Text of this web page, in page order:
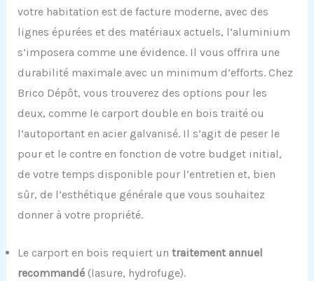
votre habitation est de facture moderne, avec des
lignes épurées et des matériaux actuels, l’aluminium
s’imposera comme une évidence. Il vous offrira une
durabilité maximale avec un minimum d’efforts. Chez
Brico Dépôt, vous trouverez des options pour les
deux, comme le carport double en bois traité ou
l’autoportant en acier galvanisé. Il s’agit de peser le
pour et le contre en fonction de votre budget initial,
de votre temps disponible pour l’entretien et, bien
sûr, de l’esthétique générale que vous souhaitez
donner à votre propriété.
Le carport en bois requiert un traitement annuel
recommandé(lasure, hydrofuge).